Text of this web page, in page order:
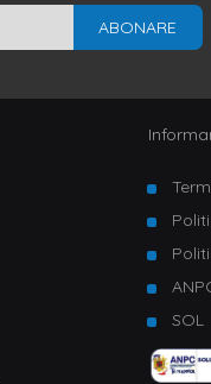
ABONARE
SOL